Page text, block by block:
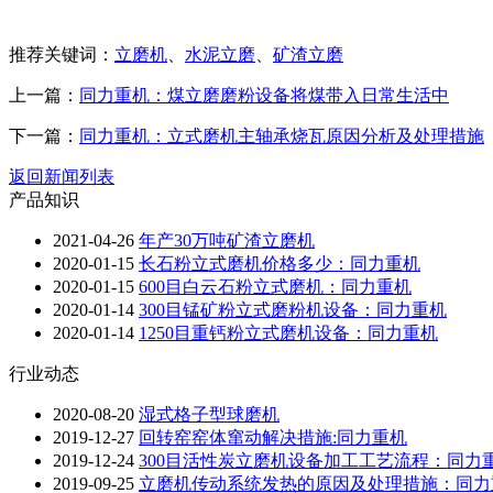
推荐关键词： 立磨机 水泥立磨 矿渣立磨
上一篇： 同力重机：煤立磨磨粉设备将煤带入日常生活中
下一篇： 同力重机：立式磨机主轴承烧瓦原因分析及处理措施
返回新闻列表
产品知识
2021-04-26 年产30万吨矿渣立磨机
2020-01-15 长石粉立式磨机价格多少：同力重机
2020-01-15 600目白云石粉立式磨机：同力重机
2020-01-14 300目锰矿粉立式磨粉机设备：同力重机
2020-01-14 1250目重钙粉立式磨机设备：同力重机
行业动态
2020-08-20 湿式格子型球磨机
2019-12-27 回转窑窑体窜动解决措施:同力重机
2019-12-24 300目活性炭立磨机设备加工工艺流程：同力
2019-09-25 立磨机传动系统发热的原因及处理措施：同